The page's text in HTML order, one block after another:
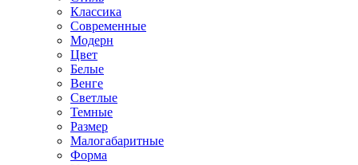
Классика
Современные
Модерн
Цвет
Белые
Венге
Светлые
Темные
Размер
Малогабаритные
Форма